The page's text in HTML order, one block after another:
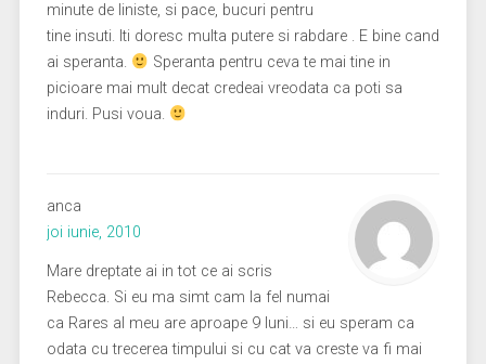
minute de liniste, si pace, bucuri pentru
tine insuti. Iti doresc multa putere si rabdare . E bine cand
ai speranta.
Speranta pentru ceva te mai tine in
picioare mai mult decat credeai vreodata ca poti sa
induri. Pusi voua.
anca
joi iunie, 2010
Mare dreptate ai in tot ce ai scris
Rebecca. Si eu ma simt cam la fel numai
ca Rares al meu are aproape 9 luni… si eu speram ca
odata cu trecerea timpului si cu cat va creste va fi mai